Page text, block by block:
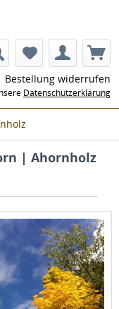
Bestellung widerrufen
Datenschutzerklärung
| Ahornholz